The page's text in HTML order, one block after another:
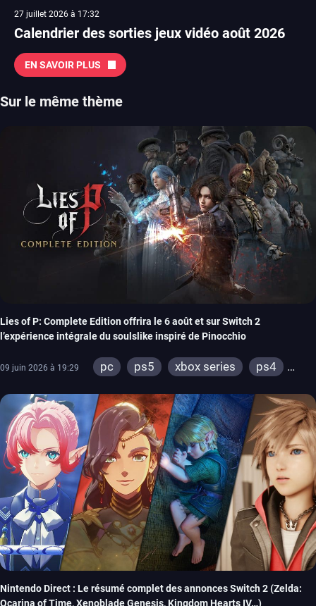
27 juillet 2026 à 17:32
Calendrier des sorties jeux vidéo août 2026
EN SAVOIR PLUS
Sur le même thème
Lies of P: Complete Edition offrira le 6 août et sur Switch 2
l’expérience intégrale du soulslike inspiré de Pinocchio
09 juin 2026 à 19:29 pc ps5 xbox series
ps4
Nintendo Direct : Le résumé complet des annonces Switch 2 (Zelda:
Ocarina of Time, Xenoblade Genesis, Kingdom Hearts IV…)